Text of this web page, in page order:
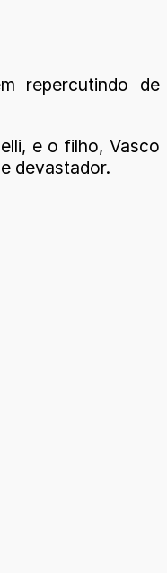
repercutindo de
e o filho, Vasco
devastador.